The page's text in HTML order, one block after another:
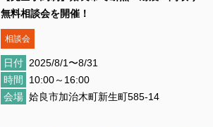
無料相談会を開催！
相談会
日付 2025/8/1〜8/31
時間
10:00～16:00
会場 姶良市加治木町新生町585-14